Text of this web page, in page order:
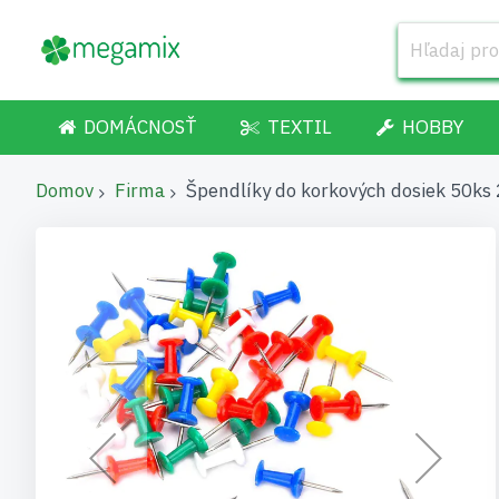
DOMÁCNOSŤ TEXTIL HOBBY
Domov Firma Špendlíky do korkových dosiek 50ks
koniec
galérie
obrázkov